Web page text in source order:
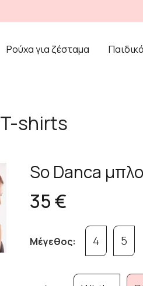
Ρούχα για ζέσταμα
T-shirts
So Danca
35 €
Μέγεθος: 4 5